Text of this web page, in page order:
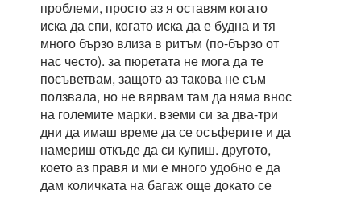
проблеми, просто аз я оставям когато
иска да спи, когато иска да е будна и тя
много бързо влиза в ритъм (по-бързо от
нас често). за пюретата не мога да те
посъветвам, защото аз такова не съм
ползвала, но не вярвам там да няма внос
на големите марки. вземи си за два-три
дни да имаш време да се осъферите и да
намериш откъде да си купиш. другото,
което аз правя и ми е много удобно е да
дам количката на багаж още докато се